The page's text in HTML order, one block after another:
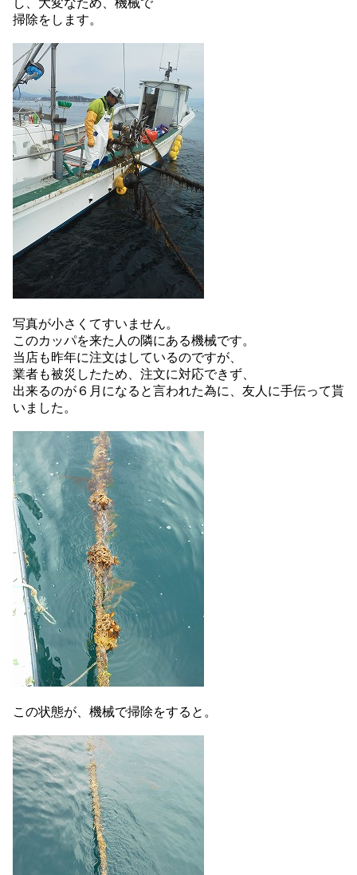
し、大変なため、機械で
掃除をします。
写真が小さくてすいません。
このカッパを来た人の隣にある機械です。
当店も昨年に注文はしているのですが、
業者も被災したため、注文に対応できず、
出来るのが６月になると言われた為に、友人に手伝って貰
いました。
この状態が、機械で掃除をすると。